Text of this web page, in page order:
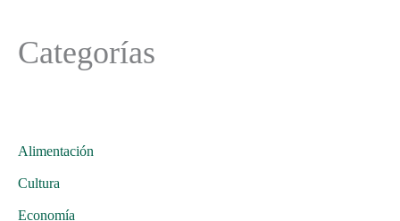
Categorías
Alimentación
Cultura
Economía